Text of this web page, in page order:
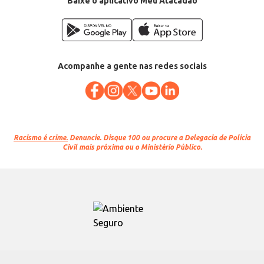
Acompanhe a gente nas redes sociais
Racismo é crime. Denuncie. Disque 100 ou procure a Delegacia de Polícia
Civil mais próxima ou o Ministério Público.